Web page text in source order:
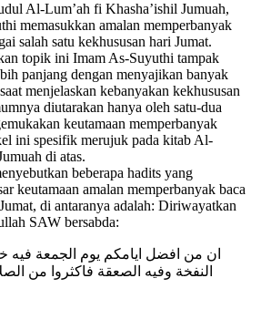
Al-Lum’ah fi Khasha’ishil Jumuah,
memasukkan amalan memperbanyak
salah satu kekhususan hari Jumat.
topik ini Imam As-Suyuthi tampak
panjang dengan menyajikan banyak
menjelaskan kebanyakan kekhususan
diutarakan hanya oleh satu-dua
keutamaan memperbanyak
ini spesifik merujuk pada kitab Al-
di atas.
beberapa hadits yang
keutamaan amalan memperbanyak baca
di antaranya adalah: Diriwayatkan
SAW bersabda:
ان من افضل ايامكم يوم الجمعة فيه
النفخة وفيه الصعقة فاكثروا من